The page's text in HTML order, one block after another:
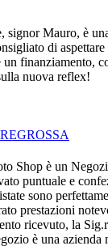
signor Mauro, è
di
finanziamento,
nuova reflex!
Shop è un
puntuale e
sono
prestazioni
ricevuto, la
è una azienda